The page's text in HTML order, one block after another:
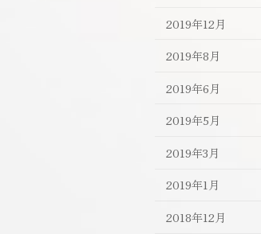
2019年12月
2019年8月
2019年6月
2019年5月
2019年3月
2019年1月
2018年12月